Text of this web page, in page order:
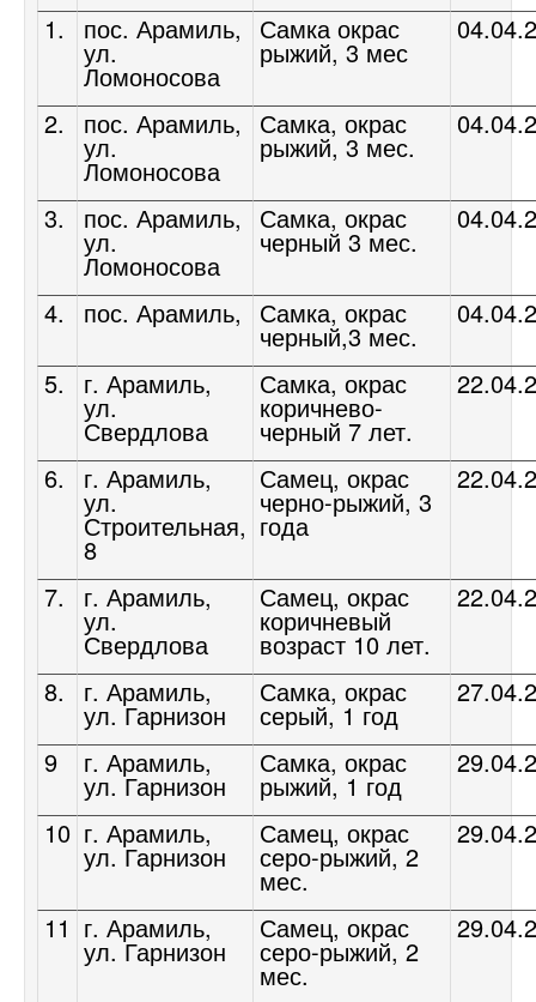
1. пос. Арамиль,
ул.
Ломоносова
Самка окрас
рыжий, 3 мес
2. пос. Арамиль,
ул.
Ломоносова
Самка, окрас
рыжий, 3 мес.
3. пос. Арамиль,
ул.
Ломоносова
Самка, окрас
черный 3 мес.
4. пос. Арамиль, Самка, окрас
черный,3 мес.
5. г. Арамиль,
ул.
Свердлова
Самка, окрас
коричнево-
черный 7 лет.
6. г. Арамиль,
ул.
Строительная,
8
Самец, окрас
черно-рыжий, 3
года
7. г. Арамиль,
ул.
Свердлова
Самец, окрас
коричневый
возраст 10 лет.
8. г. Арамиль,
ул. Гарнизон
Самка, окрас
серый, 1 год
9 г. Арамиль,
ул. Гарнизон
Самка, окрас
рыжий, 1 год
10 г. Арамиль,
ул. Гарнизон
Самец, окрас
серо-рыжий, 2
мес.
11 г. Арамиль,
ул. Гарнизон
Самец, окрас
серо-рыжий, 2
мес.